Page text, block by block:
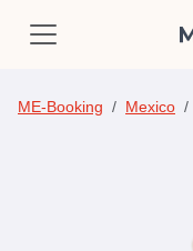
ME-Booking Mexico